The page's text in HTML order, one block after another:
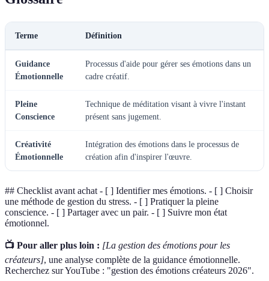
Terme Définition
Guidance
Émotionnelle
Processus d'aide pour gérer ses émotions dans un
cadre créatif.
Pleine
Conscience
Technique de méditation visant à vivre l'instant
présent sans jugement.
Créativité
Émotionnelle
Intégration des émotions dans le processus de
création afin d'inspirer l'œuvre.
## Checklist avant achat - [ ] Identifier mes émotions. - [ ] Choisir
une méthode de gestion du stress. - [ ] Pratiquer la pleine
conscience. - [ ] Partager avec un pair. - [ ] Suivre mon état
émotionnel.
📺 Pour aller plus loin : [La gestion des émotions pour les
créateurs], une analyse complète de la guidance émotionnelle.
Recherchez sur YouTube : "gestion des émotions créateurs 2026".